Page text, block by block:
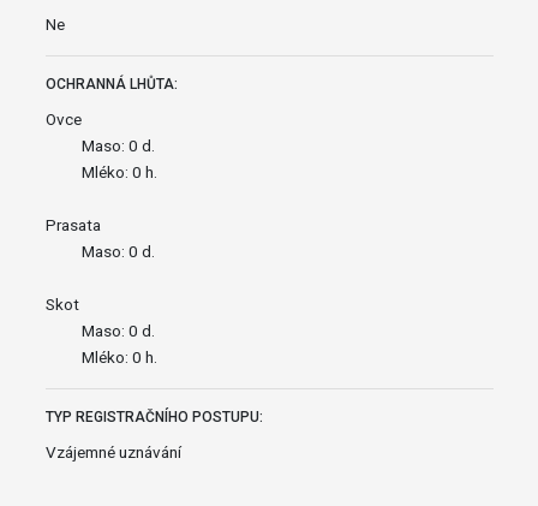
Ne
OCHRANNÁ LHŮTA:
Ovce
Maso: 0 d.
Mléko: 0 h.
Prasata
Maso: 0 d.
Skot
Maso: 0 d.
Mléko: 0 h.
TYP REGISTRAČNÍHO POSTUPU:
Vzájemné uznávání